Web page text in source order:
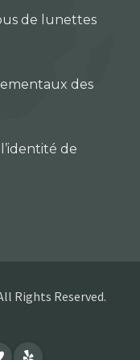
de lunettes
des
de
Rights Reserved.